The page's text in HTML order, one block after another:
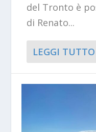
del Tronto è
di Renato...
LEGGI TUTTO